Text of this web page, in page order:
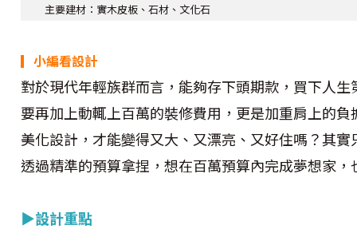
主要建材：實木皮板、石材、文化石
▎小編看設計
對於現代年輕族群而言，能夠存下頭期款，買下人
要再加上動輒上百萬的裝修費用，更是加重肩上的
美化設計，才能變得又大、又漂亮、又好住嗎？其
透過精準的預算拿捏，想在百萬預算內完成夢想家，
▶設計重點